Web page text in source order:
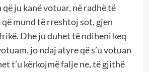
ju kanë votuar, në radhë të
që mund të rreshtoj sot, gjen
Dhe ju duhet të ndiheni keq
jo ndaj atyre që s’u votuan
t’u kërkojmë falje ne, të gjithë